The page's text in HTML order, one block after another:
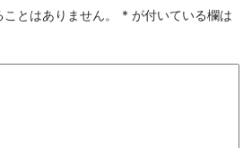
とはありません。 * が付いている欄は